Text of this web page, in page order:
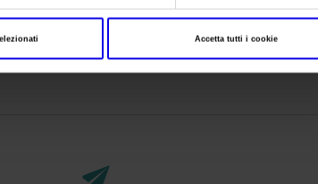
Accetta tutti i cookie